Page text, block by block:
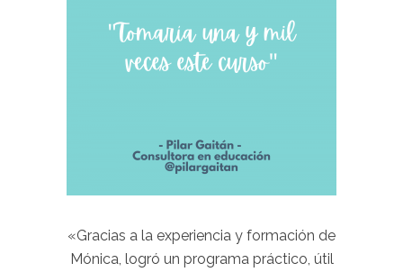
«Gracias a la experiencia y formación de
Mónica, logró un programa práctico, útil